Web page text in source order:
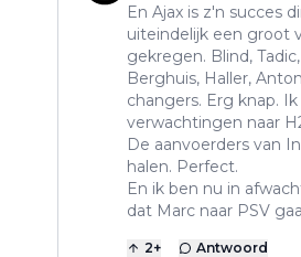
En Ajax is z'n succes
uiteindelijk een groot
gekregen. Blind,
Berghuis, Haller,
changers. Erg knap.
verwachtingen naar
De aanvoerders van
halen. Perfect.
En ik ben nu in
dat Marc naar PSV
2+ Antwoord